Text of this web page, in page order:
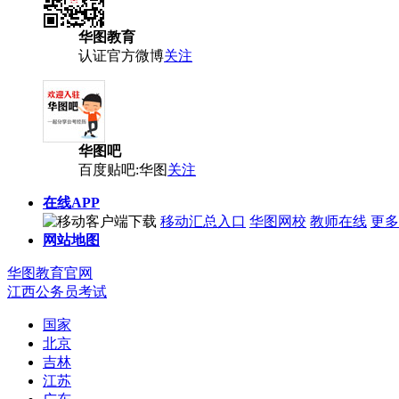
华图教育
认证官方微博关注
华图吧
百度贴吧:华图关注
在线APP
移动汇总入口 华图网校 教师在线 更
网站地图
华图教育官网
江西公务员考试
国家
北京
吉林
江苏